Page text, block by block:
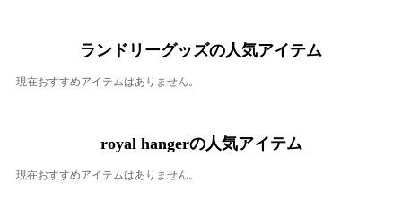
ランドリーグッズの人気アイテム
現在おすすめアイテムはありません。
royal hangerの人気アイテム
現在おすすめアイテムはありません。